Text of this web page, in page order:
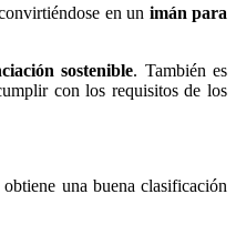
en un imán para
sostenible. También es
con los requisitos de los
una buena clasificación